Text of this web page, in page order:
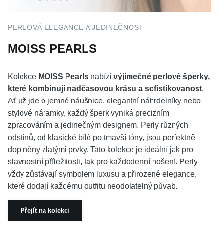
PERLOVÁ ELEGANCE A JEDINEČNOST
MOISS PEARLS
Kolekce MOISS Pearls nabízí výjimečné perlové šperky,
které kombinují nadčasovou krásu a sofistikovanost.
Ať už jde o jemné náušnice, elegantní náhrdelníky nebo
stylové náramky, každý šperk vyniká precizním
zpracováním a jedinečným designem. Perly různých
odstínů, od klasické bílé po tmavší tóny, jsou perfektně
doplněny zlatými prvky. Tato kolekce je ideální jak pro
slavnostní příležitosti, tak pro každodenní nošení. Perly
vždy zůstávají symbolem luxusu a přirozené elegance,
které dodají každému outfitu neodolatelný půvab.
Přejít na kolekci